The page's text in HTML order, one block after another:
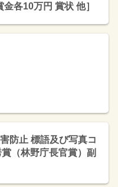
各10万円 賞状 他］
防止 標語及び写真コ
（林野庁長官賞）副